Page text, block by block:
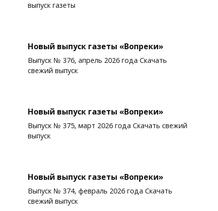
выпуск газеты
Новый выпуск газеты «Вопреки»
Выпуск № 376, апрель 2026 года Скачать
свежий выпуск
Новый выпуск газеты «Вопреки»
Выпуск № 375, март 2026 года Скачать свежий
выпуск
Новый выпуск газеты «Вопреки»
Выпуск № 374, февраль 2026 года Скачать
свежий выпуск